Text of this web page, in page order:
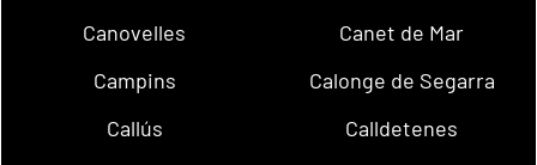
Canovelles
Canet de Mar
Campins
Calonge de Segarra
Callús
Calldetenes